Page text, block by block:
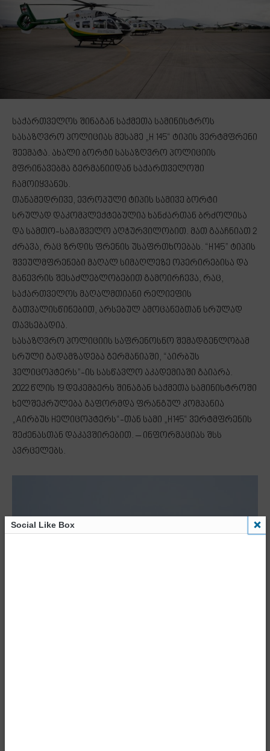
საქართველოს შინაგან საქმეთა სამინისტროს
სასაზღვრო პოლიციას მესამე „H 145“ ტიპის ვერტმფრენი
შეემატა. ახალი ბორტი სასაზღვრო პოლიციის
მფრინავებმა გერმანიიდან საქართველოში
ჩამოიყვანეს.
თანამედრივე, ევროპული ტიპის სამივე ბორტი
სრულად დაკომპლექტებულია ხანძართან ბრძოლისა
და სამთო-სამაშველო აღჭურვილობით. მათ გააჩნიათ 2
ძრავა, რაც ზრდის ფრენის უსაფრთხოებას. “H145” ტიპის
შვეულმფრენები მაღალ სიმაღლეზე ოპერირებისა და
მანევრის შესაძლებლობებით გამოირჩევა, რაც,
საქართველოს მაღალმთიანი რელიეფის
გათვალისწინებით, არსებულ ამოცანებთან სრულად
თავსებადია.
სასაზღვრო პოლიციის საფრენოსნო შემადგენლობამ
სრული გადამზადება გერმანიაში, “აირბუს
ჰელიცოპტერს”-ის სასწავლო აკადემიაში გაიარა.
2022 წლის 19 დეკემბერს შინაგან საქმეთა სამინისტროში
ხელშეკრულება გაფორმდა ფრანგულ კომპანია
„Aირბუს Hელიცოპტერს“-თან სამი „H145“ ვერტმფრენის
შეძენასთან დაკავშირებით. – ინფორმაციას შსს
ავრცელებს.
Social Like Box